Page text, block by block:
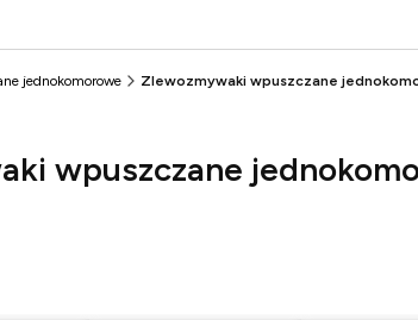
jednokomorowe Zlewozmywaki wpuszczane
wpuszczane